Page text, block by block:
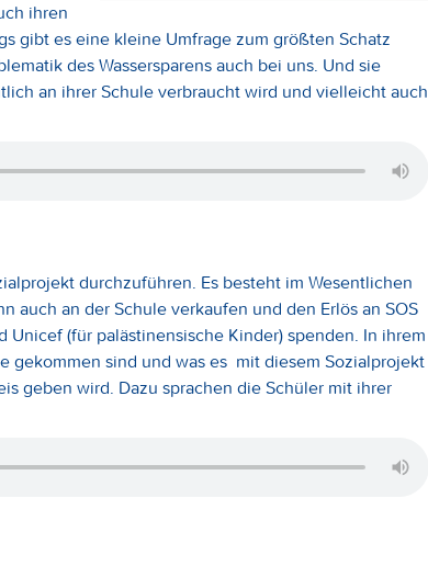
ihren
gibt es eine kleine Umfrage zum größten Schatz
des Wassersparens auch bei uns. Und sie
an ihrer Schule verbraucht wird und vielleicht auch
durchzuführen. Es besteht im Wesentlichen
auch an der Schule verkaufen und den Erlös an SOS
(für palästinensische Kinder) spenden. In ihrem
gekommen sind und was es mit diesem Sozialprojekt
geben wird. Dazu sprachen die Schüler mit ihrer